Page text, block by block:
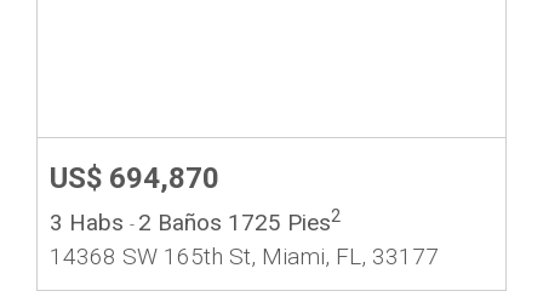
US$ 694,870
3 Habs - 2 Baños 1725 Pies2
14368 SW 165th St, Miami, FL, 33177